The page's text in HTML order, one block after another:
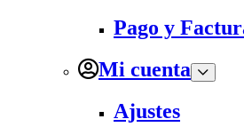
Pago y
Mi cuenta
Ajustes